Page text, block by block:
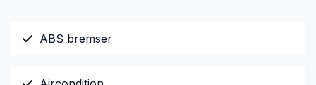
ABS bremser